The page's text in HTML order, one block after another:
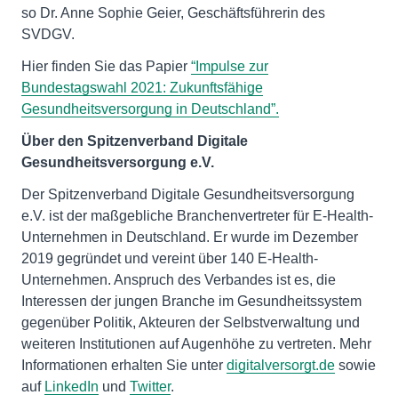
so Dr. Anne Sophie Geier, Geschäftsführerin des
SVDGV.
Hier finden Sie das Papier “Impulse zur
Bundestagswahl 2021: Zukunftsfähige
Gesundheitsversorgung in Deutschland”.
Über den Spitzenverband Digitale
Gesundheitsversorgung e.V.
Der Spitzenverband Digitale Gesundheitsversorgung
e.V. ist der maßgebliche Branchenvertreter für E-Health-
Unternehmen in Deutschland. Er wurde im Dezember
2019 gegründet und vereint über 140 E-Health-
Unternehmen. Anspruch des Verbandes ist es, die
Interessen der jungen Branche im Gesundheitssystem
gegenüber Politik, Akteuren der Selbstverwaltung und
weiteren Institutionen auf Augenhöhe zu vertreten. Mehr
Informationen erhalten Sie unter digitalversorgt.de sowie
auf LinkedIn und Twitter.